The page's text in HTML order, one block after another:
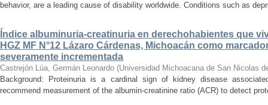
behavior, are a leading cause of disability worldwide. Conditions such as
Índice albuminuria-creatinuria en derechohabientes que
HGZ MF N°12 Lázaro Cárdenas, Michoacán como
severamente incrementada
Castrejón Lúa, Germán Leonardo (Universidad Michoacana de San Nicolas
Background: Proteinuria is a cardinal sign of kidney disease
recommend measurement of the albumin-creatinine ratio (ACR) to detect